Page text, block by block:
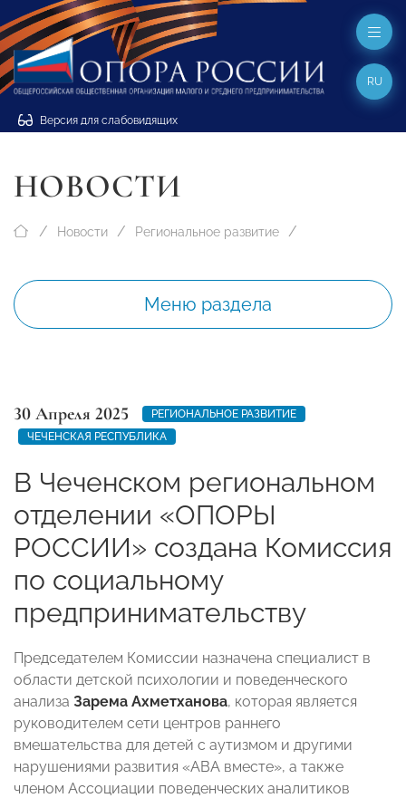
Версия для слабовидящих
RU
НОВОСТИ
Новости Региональное развитие
Меню раздела
30 Апреля 2025
РЕГИОНАЛЬНОЕ РАЗВИТИЕ
ЧЕЧЕНСКАЯ РЕСПУБЛИКА
В Чеченском региональном
отделении «ОПОРЫ
РОССИИ» создана Комиссия
по социальному
предпринимательству
Председателем Комиссии назначена специалист в
области детской психологии и поведенческого
анализа Зарема Ахметханова, которая является
руководителем сети центров раннего
вмешательства для детей с аутизмом и другими
нарушениями развития «ABA вместе», а также
членом Ассоциации поведенческих аналитиков